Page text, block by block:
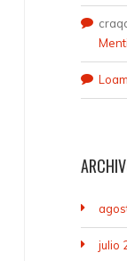
Loam
julio